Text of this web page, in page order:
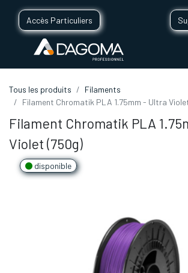
Accès Particuliers
Tous les produits
Filaments
Filament Chromatik PLA 1.75mm - Ultra
Filament Chromatik PLA
Violet (750g)
disponible